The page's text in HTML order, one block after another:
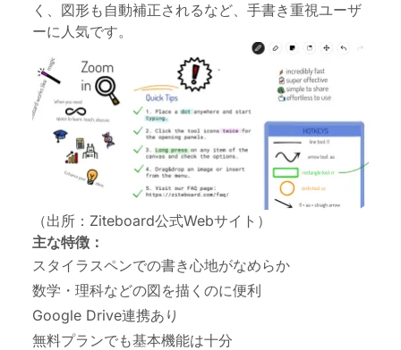
く、図形も自動補正されるなど、手書き重視ユーザ
ーに人気です。
（出所：Ziteboard公式Webサイト）
主な特徴：
スタイラスペンでの書き心地がなめらか
数学・理科などの図を描くのに便利
Google Drive連携あり
無料プランでも基本機能は十分